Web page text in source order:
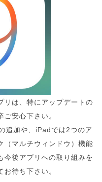
リは、特にアップデートの
安心下さい。
追加や、iPadでは2つのア
（マルチウィンドウ）機能
今後アプリへの取り組みを
待ち下さい。